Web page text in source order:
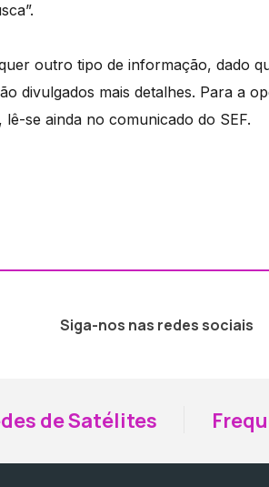
outro tipo de informação, dado
divulgados mais detalhes. Para a
se ainda no comunicado do SEF.
Siga-nos nas redes sociais
de Satélites